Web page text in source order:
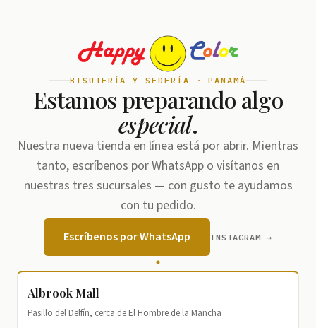
BISUTERÍA Y SEDERÍA · PANAMÁ
Estamos preparando algo
especial.
Nuestra nueva tienda en línea está por abrir. Mientras
tanto, escríbenos por WhatsApp o visítanos en
nuestras tres sucursales — con gusto te ayudamos
con tu pedido.
Escríbenos por WhatsApp INSTAGRAM →
Albrook Mall
Pasillo del Delfín, cerca de El Hombre de la Mancha